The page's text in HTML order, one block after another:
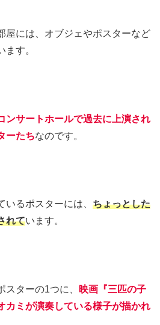
屋には、オブジェやポスターなど
す。
ンサートホールで過去に上演され
ーたちなのです。
るポスターには、 ちょっとした
れています。
スターの1つに、
映画『三匹の子
カミが演奏している様子が描かれ